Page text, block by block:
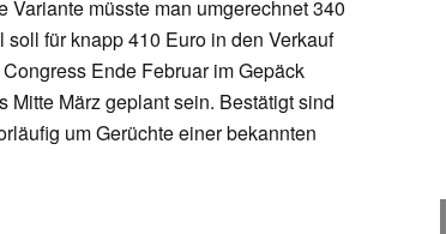
Variante müsste man umgerechnet 340
für knapp 410 Euro in den Verkauf
Ende Februar im Gepäck
Mitte März geplant sein. Bestätigt sind
um Gerüchte einer bekannten